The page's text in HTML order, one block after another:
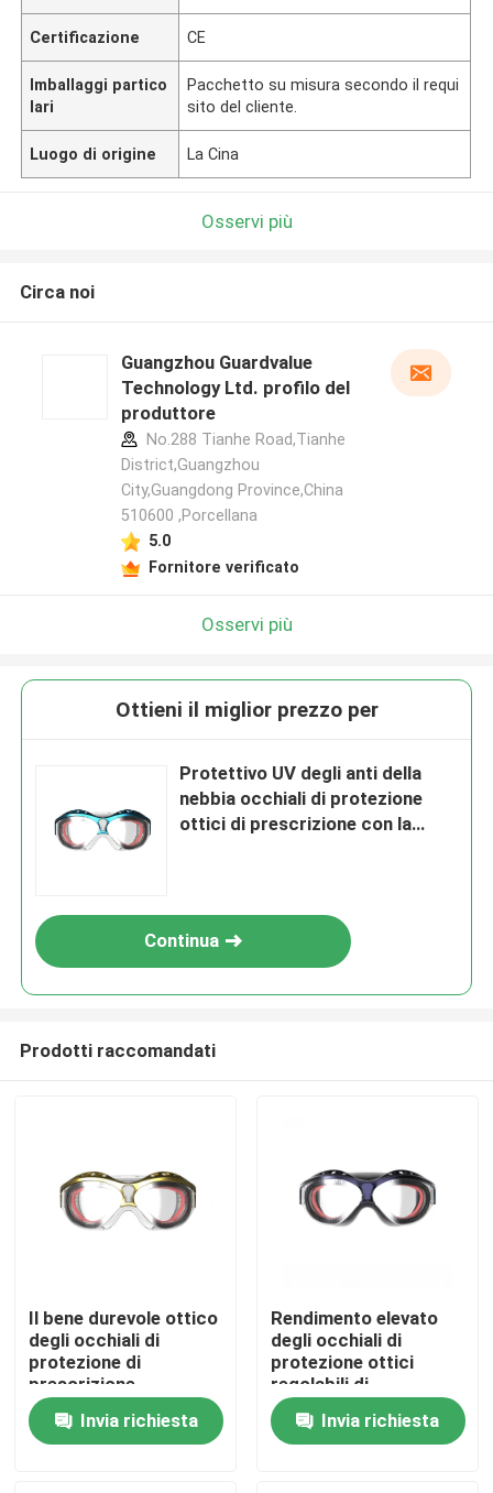
Casa
Prodotti
Certificazione CE
Imballaggi partico
lari
Pacchetto su misura secondo il requi
sito del cliente.
Luogo di origine La Cina
Osservi più
Circa noi
Guangzhou Guardvalue
Technology Ltd. profilo del
produttore
No.288 Tianhe Road,Tianhe
District,Guangzhou
City,Guangdong Province,China
510600 ,Porcellana
5.0
Fornitore verificato
Osservi più
Ottieni il miglior prezzo per
Protettivo UV degli anti della
nebbia occhiali di protezione
ottici di prescrizione con la
Continua
Prodotti raccomandati
Il bene durevole ottico
degli occhiali di
protezione di
prescrizione
impermeabile ha
prescritto nuotare gli
occhiali di protezione
Invia richiesta
Rendimento elevato
degli occhiali di
protezione ottici
regolabili di
prescrizione per
nuotareInvia richiesta